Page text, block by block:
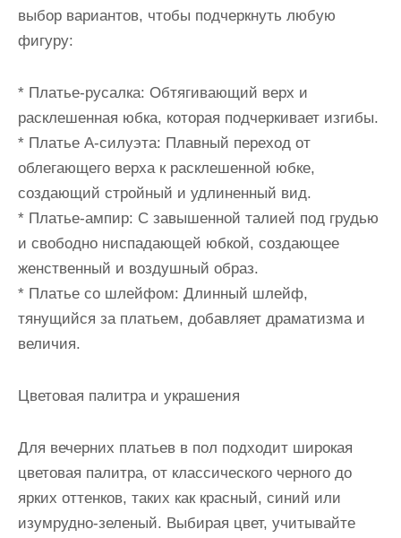
выбор вариантов, чтобы подчеркнуть любую
фигуру:
* Платье-русалка: Обтягивающий верх и
расклешенная юбка, которая подчеркивает изгибы.
* Платье А-силуэта: Плавный переход от
облегающего верха к расклешенной юбке,
создающий стройный и удлиненный вид.
* Платье-ампир: С завышенной талией под грудью
и свободно ниспадающей юбкой, создающее
женственный и воздушный образ.
* Платье со шлейфом: Длинный шлейф,
тянущийся за платьем, добавляет драматизма и
величия.
Цветовая палитра и украшения
Для вечерних платьев в пол подходит широкая
цветовая палитра, от классического черного до
ярких оттенков, таких как красный, синий или
изумрудно-зеленый. Выбирая цвет, учитывайте